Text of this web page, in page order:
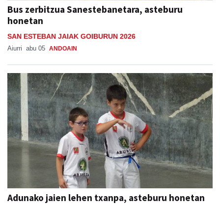
Bus zerbitzua Sanestebanetara, asteburu
honetan
SAN ESTEBAN JAIAK GOIBURUN 2026
Aiurri abu 05 ANDOAIN
Adunako jaien lehen txanpa, asteburu honetan